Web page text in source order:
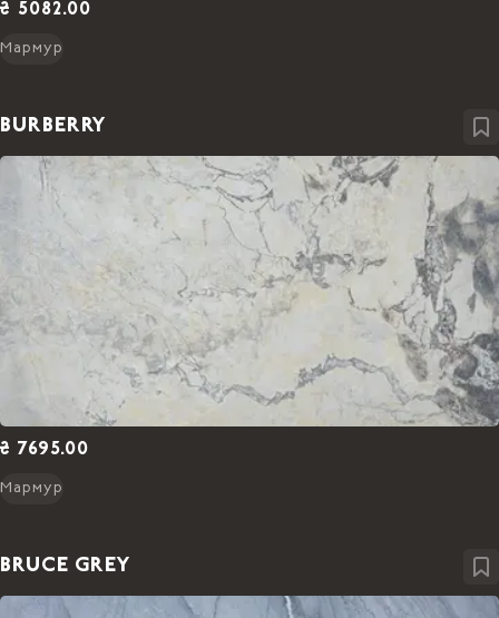
₴ 5082.00
Мармур
BURBERRY
₴ 7695.00
Мармур
BRUCE GREY